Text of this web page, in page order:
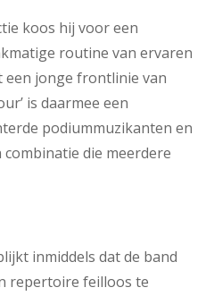
koos hij voor een
routine van ervaren
jonge frontlinie van
is daarmee een
podiummuzikanten en
die meerdere
inmiddels dat de band
repertoire feilloos te